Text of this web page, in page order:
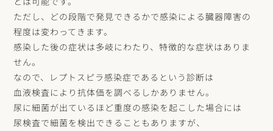
ただし、どの段階で発見できるかで感染による臓器障害の
程度は変わってきます。
感染した後の症状は多岐にわたり、特徴的な症状はありま
せん。
なので、レプトスピラ感染症であるという診断は
血液検査により抗体価を調べるしかありません。
尿に細菌が出ているほど重度の感染を起こした場合には
尿検査で細菌を検出できることもありますが、